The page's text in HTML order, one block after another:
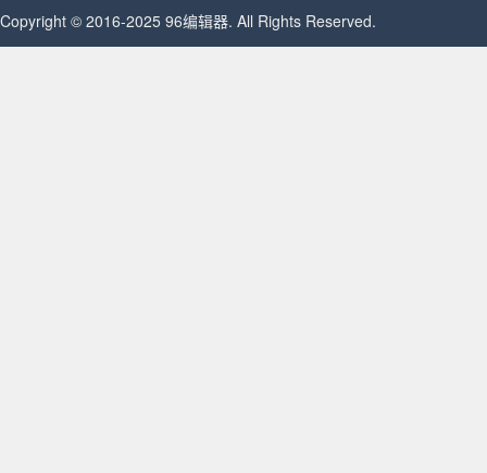
Copyright © 2016-2025 96编辑器. All Rights Reserved.